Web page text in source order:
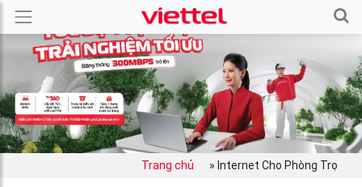
Trang chủ » Internet Cho Phòng Trọ